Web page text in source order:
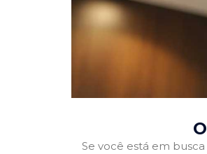
Se você está em